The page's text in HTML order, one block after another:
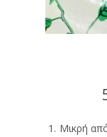
1. Μικρή